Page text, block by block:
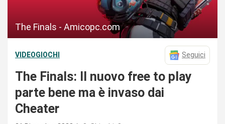
The Finals - Amicopc.com
VIDEOGIOCHI Seguici
The Finals: Il nuovo free to play
parte bene ma è invaso dai
Cheater